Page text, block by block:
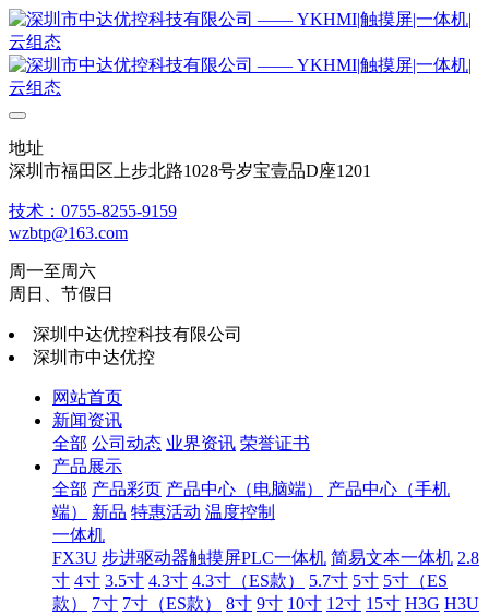
地址
深圳市福田区上步北路1028号岁宝壹品D座1201
技术：0755-8255-9159
wzbtp@163.com
周一至周六
周日、节假日
深圳中达优控科技有限公司
深圳市中达优控
网站首页
新闻资讯
全部 公司动态 业界资讯 荣誉证书
产品展示
全部 产品彩页 产品中心（电脑端）
产品中心（手机
端）
新品 特惠活动 温度控制
一体机
FX3U 步进驱动器触摸屏PLC一体机 简易文本一体机 2.8
寸 4寸 3.5寸 4.3寸 4.3寸（ES款） 5.7寸 5寸 5寸（ES
款）
7寸 7寸（ES款） 8寸 9寸 10寸 12寸 15寸 H3G H3U